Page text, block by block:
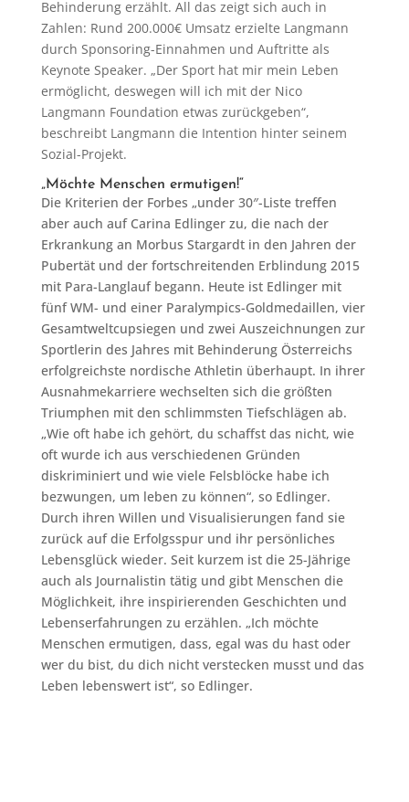
Behinderung erzählt. All das zeigt sich auch in
Zahlen: Rund 200.000€ Umsatz erzielte Langmann
durch Sponsoring-Einnahmen und Auftritte als
Keynote Speaker. „Der Sport hat mir mein Leben
ermöglicht, deswegen will ich mit der Nico
Langmann Foundation etwas zurückgeben“,
beschreibt Langmann die Intention hinter seinem
Sozial-Projekt.
„Möchte Menschen ermutigen!“
Die Kriterien der Forbes „under 30″-Liste treffen
aber auch auf Carina Edlinger zu, die nach der
Erkrankung an Morbus Stargardt in den Jahren der
Pubertät und der fortschreitenden Erblindung 2015
mit Para-Langlauf begann. Heute ist Edlinger mit
fünf WM- und einer Paralympics-Goldmedaillen, vier
Gesamtweltcupsiegen und zwei Auszeichnungen zur
Sportlerin des Jahres mit Behinderung Österreichs
erfolgreichste nordische Athletin überhaupt. In ihrer
Ausnahmekarriere wechselten sich die größten
Triumphen mit den schlimmsten Tiefschlägen ab.
„Wie oft habe ich gehört, du schaffst das nicht, wie
oft wurde ich aus verschiedenen Gründen
diskriminiert und wie viele Felsblöcke habe ich
bezwungen, um leben zu können“, so Edlinger.
Durch ihren Willen und Visualisierungen fand sie
zurück auf die Erfolgsspur und ihr persönliches
Lebensglück wieder. Seit kurzem ist die 25-Jährige
auch als Journalistin tätig und gibt Menschen die
Möglichkeit, ihre inspirierenden Geschichten und
Lebenserfahrungen zu erzählen. „Ich möchte
Menschen ermutigen, dass, egal was du hast oder
wer du bist, du dich nicht verstecken musst und das
Leben lebenswert ist“, so Edlinger.